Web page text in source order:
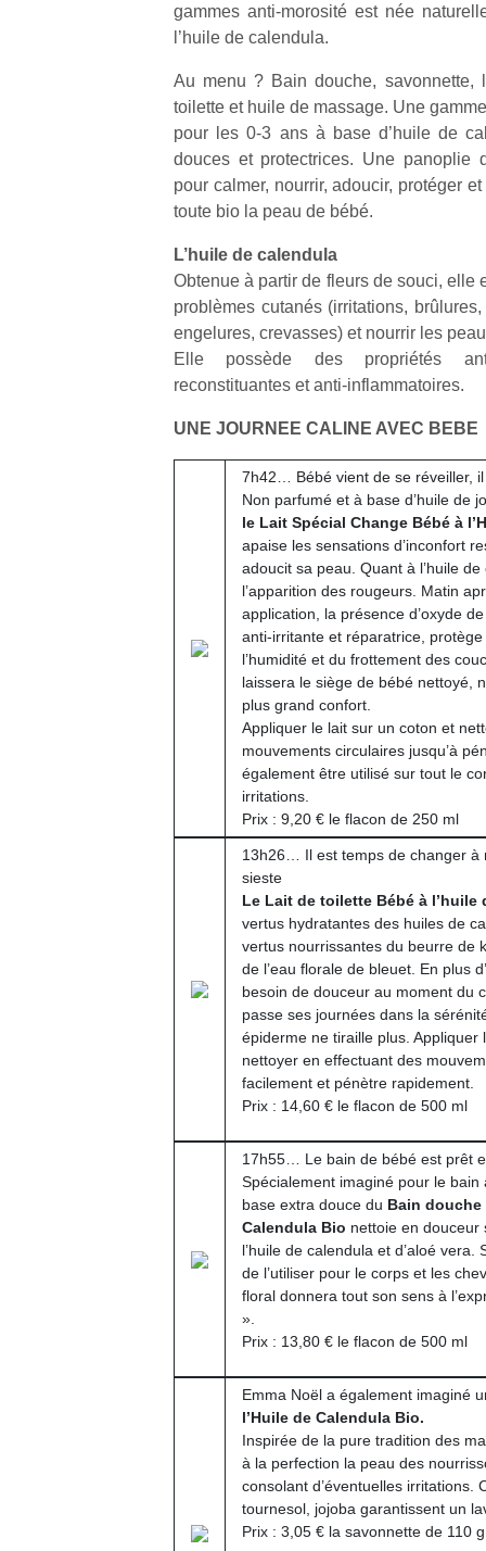
gammes anti-morosité est née
l’huile de calendula.
Au menu ? Bain douche, savonnette,
toilette et huile de massage. Une
pour les 0-3 ans à base d’huile de
douces et protectrices. Une panoplie
pour calmer, nourrir, adoucir, protéger
toute bio la peau de bébé.
L’huile de calendula
Obtenue à partir de fleurs de souci, elle
problèmes cutanés (irritations,
engelures, crevasses) et nourrir les
Elle possède des propriétés
reconstituantes et anti-inflammatoires.
UNE JOURNEE CALINE AVEC BEBE
7h42… Bébé vient de se réveiller,
Non parfumé et à base d’huile de
le Lait Spécial Change Bébé à
apaise les sensations d’inconfort
adoucit sa peau. Quant à l’huile
l’apparition des rougeurs. Matin
application, la présence d’oxyde
anti-irritante et réparatrice,
l’humidité et du frottement des
laissera le siège de bébé nettoyé,
plus grand confort.
Appliquer le lait sur un coton et
mouvements circulaires jusqu’à
également être utilisé sur tout le
irritations.
Prix : 9,20 € le flacon de 250 ml
13h26… Il est temps de changer à
sieste
Le Lait de toilette Bébé à l’huile
vertus hydratantes des huiles de
vertus nourrissantes du beurre de
de l’eau florale de bleuet. En plus
besoin de douceur au moment du
passe ses journées dans la
épiderme ne tiraille plus. Appliquer
nettoyer en effectuant des
facilement et pénètre rapidement.
Prix : 14,60 € le flacon de 500 ml
17h55… Le bain de bébé est prêt
Spécialement imaginé pour le
base extra douce du Bain douche
Calendula Bio nettoie en douceur
l’huile de calendula et d’aloé
de l’utiliser pour le corps et les
floral donnera tout son sens à
».
Prix : 13,80 € le flacon de 500 ml
Emma Noël a également imaginé
l’Huile de Calendula Bio.
Inspirée de la pure tradition des
à la perfection la peau des
consolant d’éventuelles irritations.
tournesol, jojoba garantissent un
Prix : 3,05 € la savonnette de 110 g
…
NextGen,
une
nouvelle
mécanique
Beeper
Les
enfants
souvent
Varier les
toujours
simple.
divertissement,
activité
trampolines
pour les
grands et
les petits !
Durant les
vacances
estivales
retour des
jours, c’est
l’occasion
rêvée
pour les
enfants
de…